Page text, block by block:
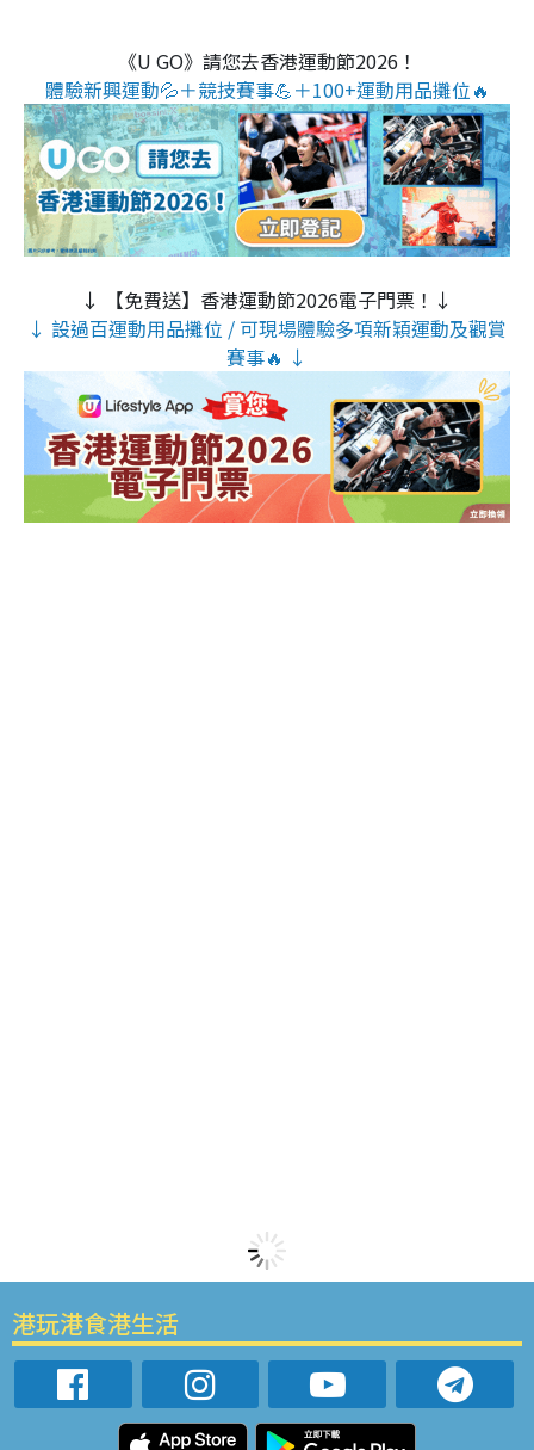
《U GO》請您去香港運動節2026！
體驗新興運動💦＋競技賽事💪＋100+運動用品攤位🔥
↓ 【免費送】香港運動節2026電子門票！↓
↓ 設過百運動用品攤位 / 可現場體驗多項新穎運動及觀賞
賽事🔥 ↓
港玩港食港生活